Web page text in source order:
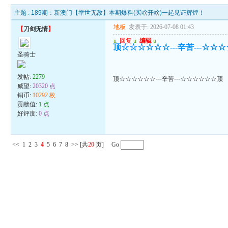
主题 : 189期：新澳门【举世无敌】本期爆料(买啥开啥)一起见证辉煌！
【刀剑无情】
圣骑士
发帖:2279
威望:20320 点
铜币: 10292 枚
贡献值: 1 点
好评度:0 点
地板 发表于: 2026-07-08 01:43
u 回复 u 编辑 u
顶☆☆☆☆☆☆---辛苦---
顶☆☆☆☆☆☆---辛苦---☆☆☆☆☆☆顶
<< 1 2 3 4 5 6 7 8 >> [共20 页] Go